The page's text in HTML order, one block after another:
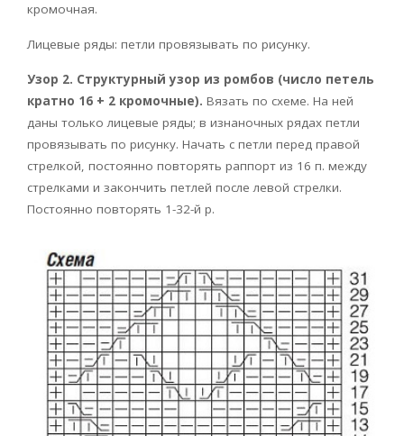
кромочная.
Лицевые ряды: петли провязывать по рисунку.
Узор 2. Структурный узор из ромбов (число петель
кратно 16 + 2 кромочные). Вязать по схеме. На ней
даны только лицевые ряды; в изнаночных рядах петли
провязывать по рисунку. Начать с петли перед правой
стрелкой, постоянно повторять раппорт из 16 п. между
стрелками и закончить петлей после левой стрелки.
Постоянно повторять 1-32-й р.